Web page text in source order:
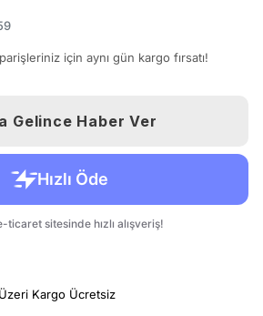
için aynı gün kargo fırsatı!
Gelince Haber Ver
Kargo Ücretsiz